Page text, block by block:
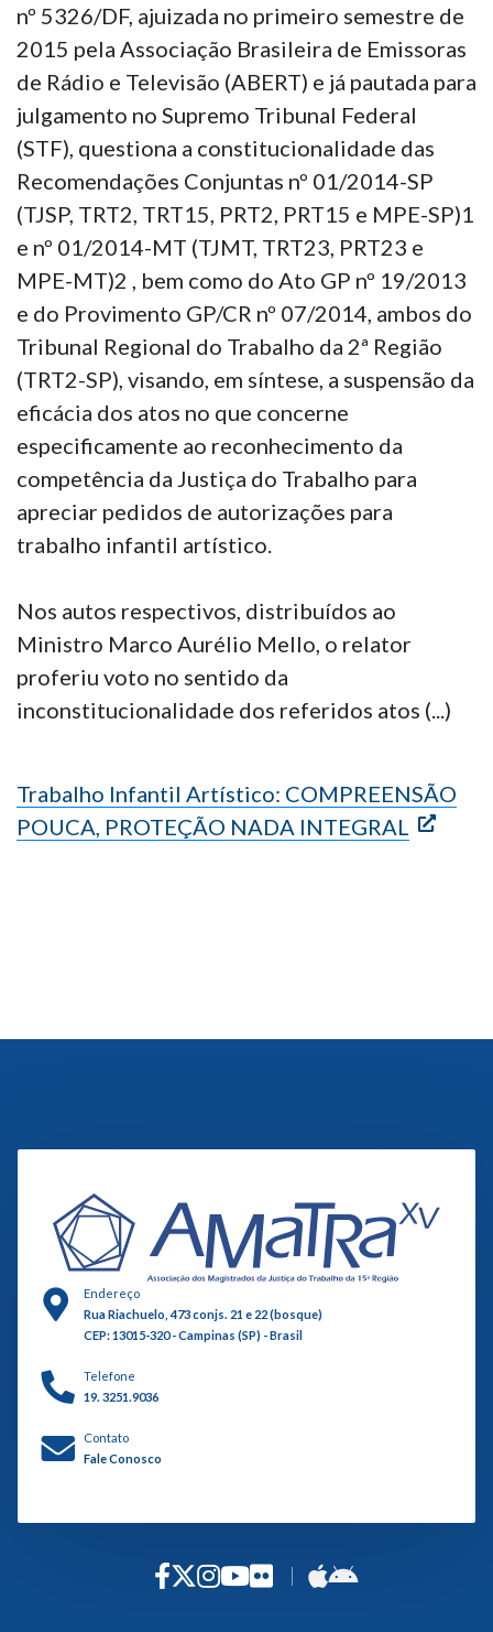
nº 5326/DF, ajuizada no primeiro semestre de
2015 pela Associação Brasileira de Emissoras
de Rádio e Televisão (ABERT) e já pautada para
julgamento no Supremo Tribunal Federal
(STF), questiona a constitucionalidade das
Recomendações Conjuntas nº 01/2014-SP
(TJSP, TRT2, TRT15, PRT2, PRT15 e MPE-SP)1
e nº 01/2014-MT (TJMT, TRT23, PRT23 e
MPE-MT)2 , bem como do Ato GP nº 19/2013
e do Provimento GP/CR nº 07/2014, ambos do
Tribunal Regional do Trabalho da 2ª Região
(TRT2-SP), visando, em síntese, a suspensão da
eficácia dos atos no que concerne
especificamente ao reconhecimento da
competência da Justiça do Trabalho para
apreciar pedidos de autorizações para
trabalho infantil artístico.
Nos autos respectivos, distribuídos ao
Ministro Marco Aurélio Mello, o relator
proferiu voto no sentido da
inconstitucionalidade dos referidos atos (...)
Trabalho Infantil Artístico: COMPREENSÃO
POUCA, PROTEÇÃO NADA INTEGRAL
Endereço
Rua Riachuelo, 473 conjs. 21 e 22 (bosque)
CEP: 13015-320 - Campinas (SP) - Brasil
Telefone
19. 3251.9036
Contato
Fale Conosco